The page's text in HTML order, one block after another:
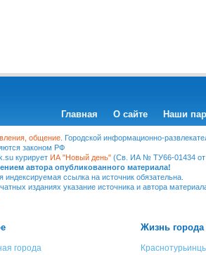
Главная О сайте Наши
общение . Городской информационно-
законом РФ
курирует ИА "Новый день" (Св. ИА № ТУ66-01434 от
автора опубликованного материала!
ссылка на источник обязательна.
изданиях указание источника и автора
города
Жизнь города